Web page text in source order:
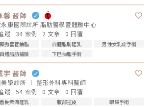
馨 醫師
永康國際診所 脂肪醫學暨體雕中心
蹤
34 案例 2 文章 0 回覆
顯微套管抽脂 自體脂肪隆乳
男性女乳症手術
自體脂肪補臉
下巴抽脂手術
宇 醫師
學診所 整形外科專科醫師
蹤
54 案例 0 文章 0 回覆
香榭柔滴隆乳 腹部拉皮
眼袋手術